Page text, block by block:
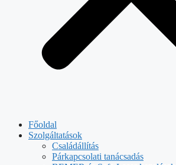
Főoldal
Szolgáltatások
Családállítás
Párkapcsolati tanácsadás